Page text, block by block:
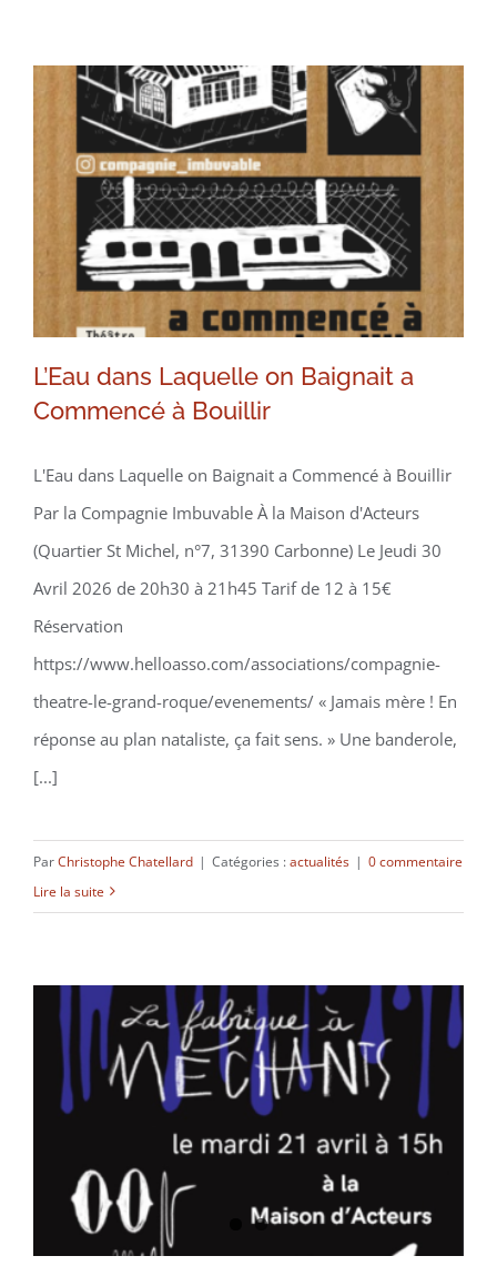
L’Eau dans Laquelle on Baignait a
Commencé à Bouillir
L’Eau dans Laquelle on Baignait a
Commencé à Bouillir
L'Eau dans Laquelle on Baignait a Commencé à Bouillir
Par la Compagnie Imbuvable À la Maison d'Acteurs
(Quartier St Michel, n°7, 31390 Carbonne) Le Jeudi 30
Avril 2026 de 20h30 à 21h45 Tarif de 12 à 15€
Réservation
https://www.helloasso.com/associations/compagnie-
theatre-le-grand-roque/evenements/ « Jamais mère ! En
réponse au plan nataliste, ça fait sens. » Une banderole,
[...]
ParChristophe Chatellard | Catégories :actualités | 0 commentaire
Lire la suite
La Fabrique à Méchants